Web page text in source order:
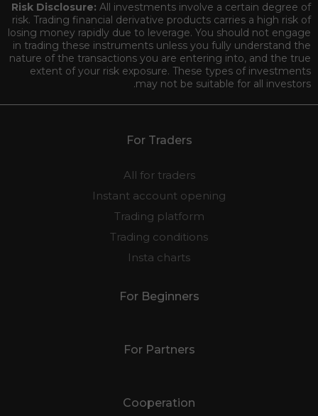
Risk Disclosure: All investments involve a certain degree of
risk. Trading financial derivative products carries a high risk of
losing money rapidly due to leverage. You should not engage
in trading these instruments unless you fully understand the
nature of the transactions you are entering into, and the true
extent of your risk exposure. These types of investments
may not be suitable for all investors.
For Traders
All for traders
Instant account opening
Trading platform
Trading conditions
Insta charts
For Beginners
For Partners
Cooperation